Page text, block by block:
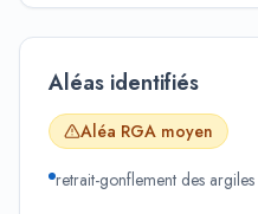
Aléas identifiés
Aléa RGA moyen
retrait-gonflement des